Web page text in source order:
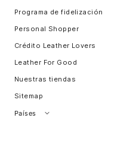
Programa de fidelización
Personal Shopper
Crédito Leather Lovers
Leather For Good
Nuestras tiendas
Sitemap
Países